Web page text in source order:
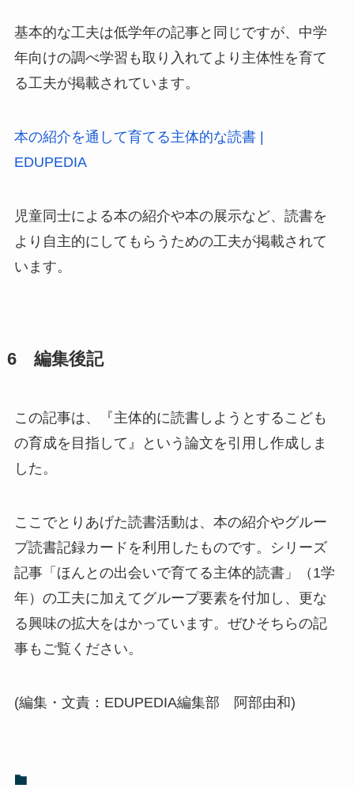
基本的な工夫は低学年の記事と同じですが、中学
年向けの調べ学習も取り入れてより主体性を育て
る工夫が掲載されています。
本の紹介を通して育てる主体的な読書 |
EDUPEDIA
児童同士による本の紹介や本の展示など、読書を
より自主的にしてもらうための工夫が掲載されて
います。
6 編集後記
この記事は、『主体的に読書しようとするこども
の育成を目指して』という論文を引用し作成しま
した。
ここでとりあげた読書活動は、本の紹介やグルー
プ読書記録カードを利用したものです。シリーズ
記事「ほんとの出会いで育てる主体的読書」（1学
年）の工夫に加えてグループ要素を付加し、更な
る興味の拡大をはかっています。ぜひそちらの記
事もご覧ください。
(編集・文責：EDUPEDIA編集部 阿部由和)